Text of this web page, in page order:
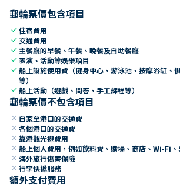
郵輪票價包含項目
check住宿費用
check 交通費用
check 主餐廳的早餐、午餐、晚餐及自助餐廳
check表演、活動等娛樂項目
check船上設施使用費（健身中心、游泳池、按摩浴缸、
等）
check船上活動（遊戲、問答、手工課程等）
郵輪票價不包含項目
close 自家至港口的交通費
close 各個港口的交通費
close 靠港觀光遊費用
close 船上個人費用，例如飲料費、賭場、商店、Wi-Fi、
close 海外旅行傷害保險
close 行李快遞服務
額外支付費用